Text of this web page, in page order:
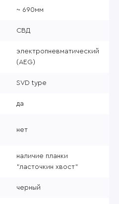
~ 690мм
СВД
электропневматический
(AEG)
SVD type
да
нет
наличие планки
"ласточкин хвост"
черный